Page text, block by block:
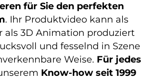
für Sie den perfekten
. Ihr Produktvideo kann als
als 3D Animation produziert
und fesselnd in Szene
Weise. Für jedes
Know-how seit 1999